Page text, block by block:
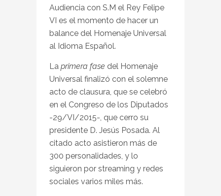
Audiencia con S.M el Rey Felipe
VI es el momento de hacer un
balance del Homenaje Universal
al Idioma Español.
La primera fase del Homenaje
Universal finalizó con el solemne
acto de clausura, que se celebró
en el Congreso de los Diputados
-29/VI/2015-, que cerro su
presidente D. Jesús Posada. Al
citado acto asistieron más de
300 personalidades, y lo
siguieron por streaming y redes
sociales varios miles más.